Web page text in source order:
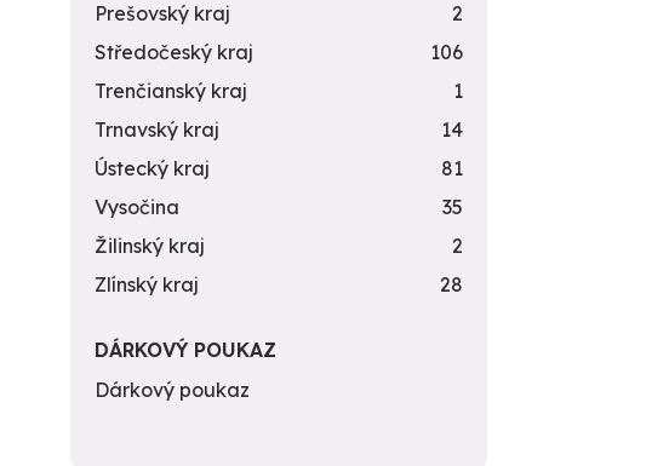
Prešovský kraj
2
Středočeský kraj
106
Trenčianský kraj
1
Trnavský kraj
14
Ústecký kraj
81
Vysočina
35
Žilinský kraj
2
Zlínský kraj
28
DÁRKOVÝ POUKAZ
Dárkový poukaz